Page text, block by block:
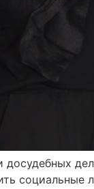
социальные